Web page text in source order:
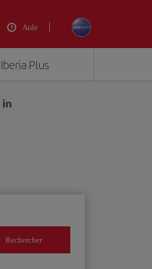
Aide
Iberia Plus
Rechercher